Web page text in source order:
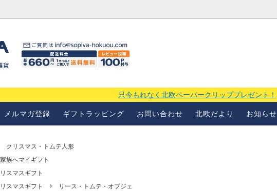
只今もれなく北欧ペーパークリッププレゼント！
メルマガ登録 ギフトラッピング お問い合わせ 北欧だより お知らせ
クリスマス・トムテ人形
族へマイギフト
スマスギフト
スマスギフト
リース・トムテ・オブジェ